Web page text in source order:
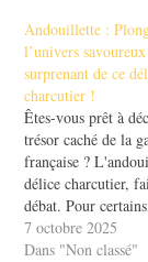
un véritable voyage
le…
Andouillette :
l’univers
surprenant de ce
charcutier !
Êtes-vous prêt à
trésor caché de la
française ?
délice charcutier,
débat. Pour
saucisse savoureuse;
d'autres, une
7 octobre 2025
Dans "Non classé"